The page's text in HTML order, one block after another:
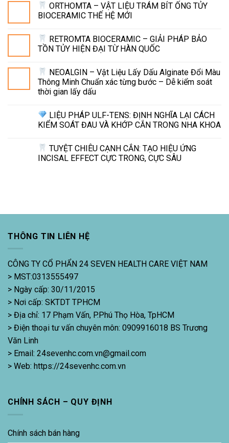
ORTHOMTA – VẬT LIỆU TRÁM BÍT ỐNG TỦY
BIOCERAMIC THẾ HỆ MỚI
RETROMTA BIOCERAMIC – GIẢI PHÁP BẢO
TỒN TỦY HIỆN ĐẠI TỪ HÀN QUỐC
NEOALGIN – Vật Liệu Lấy Dấu Alginate Đổi Màu
Thông Minh Chuẩn xác từng bước – Dễ kiểm soát
thời gian lấy dấu
LIỆU PHÁP ULF-TENS: ĐỊNH NGHĨA LẠI CÁCH
KIỂM SOÁT ĐAU VÀ KHỚP CẮN TRONG NHA KHOA
TUYỆT CHIÊU CẠNH CẮN: TẠO HIỆU ỨNG
INCISAL EFFECT CỰC TRONG, CỰC SÂU
THÔNG TIN LIÊN HỆ
CÔNG TY CỔ PHẨN 24 SEVEN HEALTH CARE VIỆT NAM
> MST:0313555497
> Ngày cấp: 30/11/2015
> Nơi cấp: SKTDT TPHCM
> Địa chỉ: 17 Phạm Vấn, P.Phú Thọ Hòa, TpHCM
> Điện thoại tư vấn chuyên môn: 0909916018 BS Trương
Văn Linh
> Email: 24sevenhc.com.vn@gmail.com
> Web: https://24sevenhc.com.vn
CHÍNH SÁCH – QUY ĐỊNH
Chính sách bán hàng